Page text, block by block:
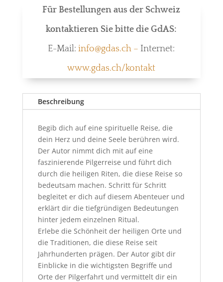
Für Bestellungen aus der Schweiz
kontaktieren Sie bitte die GdAS:
E-Mail:info@gdas.ch – Internet:
www.gdas.ch/kontakt
Beschreibung
Begib dich auf eine spirituelle Reise, die
dein Herz und deine Seele berühren wird.
Der Autor nimmt dich mit auf eine
faszinierende Pilgerreise und führt dich
durch die heiligen Riten, die diese Reise so
bedeutsam machen. Schritt für Schritt
begleitet er dich auf diesem Abenteuer und
erklärt dir die tiefgründigen Bedeutungen
hinter jedem einzelnen Ritual.
Erlebe die Schönheit der heiligen Orte und
die Traditionen, die diese Reise seit
Jahrhunderten prägen. Der Autor gibt dir
Einblicke in die wichtigsten Begriffe und
Orte der Pilgerfahrt und vermittelt dir ein